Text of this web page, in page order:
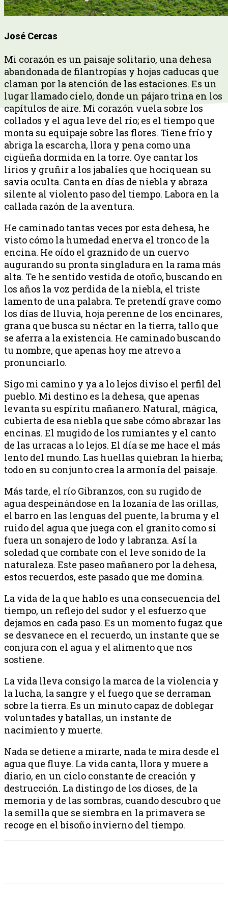
José Cercas
Mi corazón es un paisaje solitario, una dehesa
abandonada de filantropías y hojas caducas que
claman por la atención de las estaciones. Es un
lugar llamado cielo, donde un pájaro trina en los
capítulos de aire. Mi corazón vuela sobre los
collados y el agua leve del río; es el tiempo que
monta su equipaje sobre las flores. Tiene frío y
abriga la escarcha, llora y pena como una
cigüeña dormida en la torre. Oye cantar los
lirios y gruñir a los jabalíes que hociquean su
savia oculta. Canta en días de niebla y abraza
silente al violento paso del tiempo. Labora en la
callada razón de la aventura.
He caminado tantas veces por esta dehesa, he
visto cómo la humedad enerva el tronco de la
encina. He oído el graznido de un cuervo
augurando su pronta singladura en la rama más
alta. Te he sentido vestida de otoño, buscando en
los años la voz perdida de la niebla, el triste
lamento de una palabra. Te pretendí grave como
los días de lluvia, hoja perenne de los encinares,
grana que busca su néctar en la tierra, tallo que
se aferra a la existencia. He caminado buscando
tu nombre, que apenas hoy me atrevo a
pronunciarlo.
Sigo mi camino y ya a lo lejos diviso el perfil del
pueblo. Mi destino es la dehesa, que apenas
levanta su espíritu mañanero. Natural, mágica,
cubierta de esa niebla que sabe cómo abrazar las
encinas. El mugido de los rumiantes y el canto
de las urracas a lo lejos. El día se me hace el más
lento del mundo. Las huellas quiebran la hierba;
todo en su conjunto crea la armonía del paisaje.
Más tarde, el río Gibranzos, con su rugido de
agua despeinándose en la lozanía de las orillas,
el barro en las lenguas del puente, la bruma y el
ruido del agua que juega con el granito como si
fuera un sonajero de lodo y labranza. Así la
soledad que combate con el leve sonido de la
naturaleza. Este paseo mañanero por la dehesa,
estos recuerdos, este pasado que me domina.
La vida de la que hablo es una consecuencia del
tiempo, un reflejo del sudor y el esfuerzo que
dejamos en cada paso. Es un momento fugaz que
se desvanece en el recuerdo, un instante que se
conjura con el agua y el alimento que nos
sostiene.
La vida lleva consigo la marca de la violencia y
la lucha, la sangre y el fuego que se derraman
sobre la tierra. Es un minuto capaz de doblegar
voluntades y batallas, un instante de
nacimiento y muerte.
Nada se detiene a mirarte, nada te mira desde el
agua que fluye. La vida canta, llora y muere a
diario, en un ciclo constante de creación y
destrucción. La distingo de los dioses, de la
memoria y de las sombras, cuando descubro que
la semilla que se siembra en la primavera se
recoge en el bisoño invierno del tiempo.